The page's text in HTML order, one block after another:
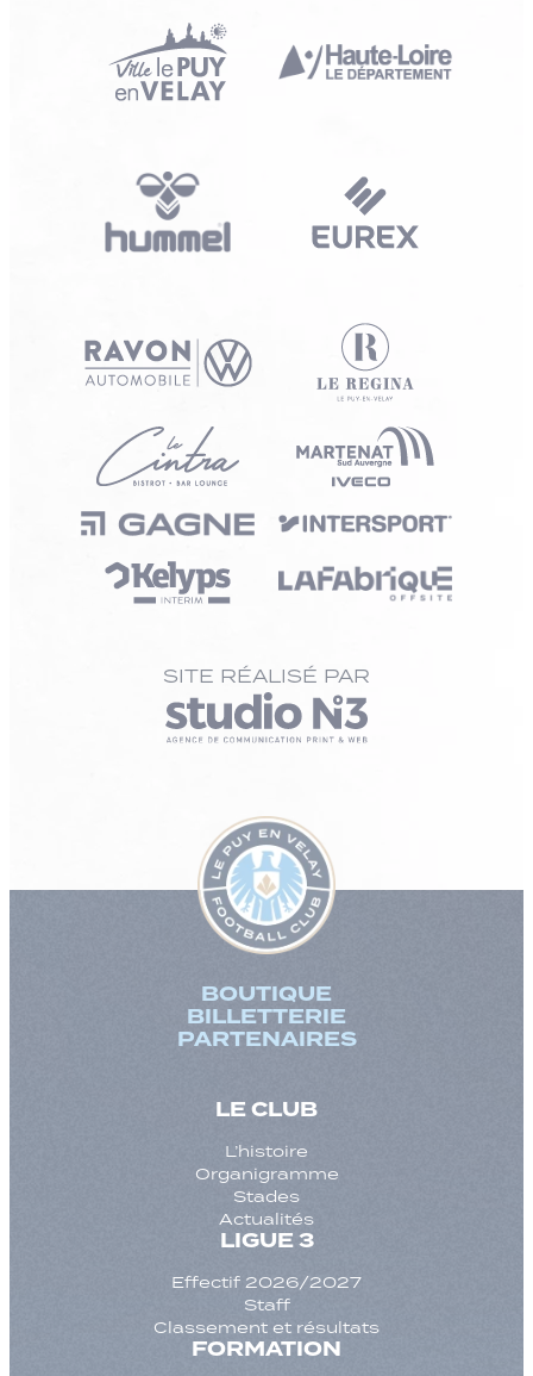
SITE RÉALISÉ PAR
BOUTIQUE
BILLETTERIE
PARTENAIRES
LE CLUB
L’histoire
Organigramme
Stades
Actualités
LIGUE 3
Effectif 2026/2027
Staff
Classement et résultats
FORMATION